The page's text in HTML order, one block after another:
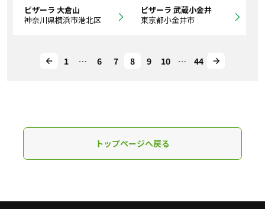
ピザーラ 大倉山
神奈川県横浜市港北区
ピザーラ 武蔵小金井
東京都小金井市
1 … 6 7 8 9 10 … 44
トップページへ戻る